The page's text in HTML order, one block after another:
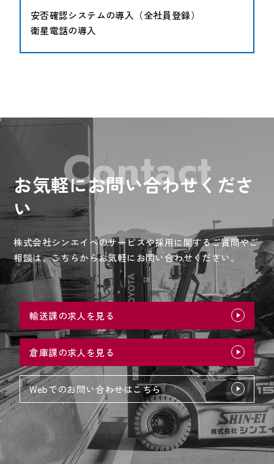
安否確認システムの導入（全社員登録）
衛星電話の導入
Contact
お気軽にお問い合わせくださ
い
株式会社シンエイへのサービスや採用に関するご質問やご
相談は、こちらからお気軽にお問い合わせください。
輸送課の求人を見る
倉庫課の求人を見る
Webでのお問い合わせはこちら